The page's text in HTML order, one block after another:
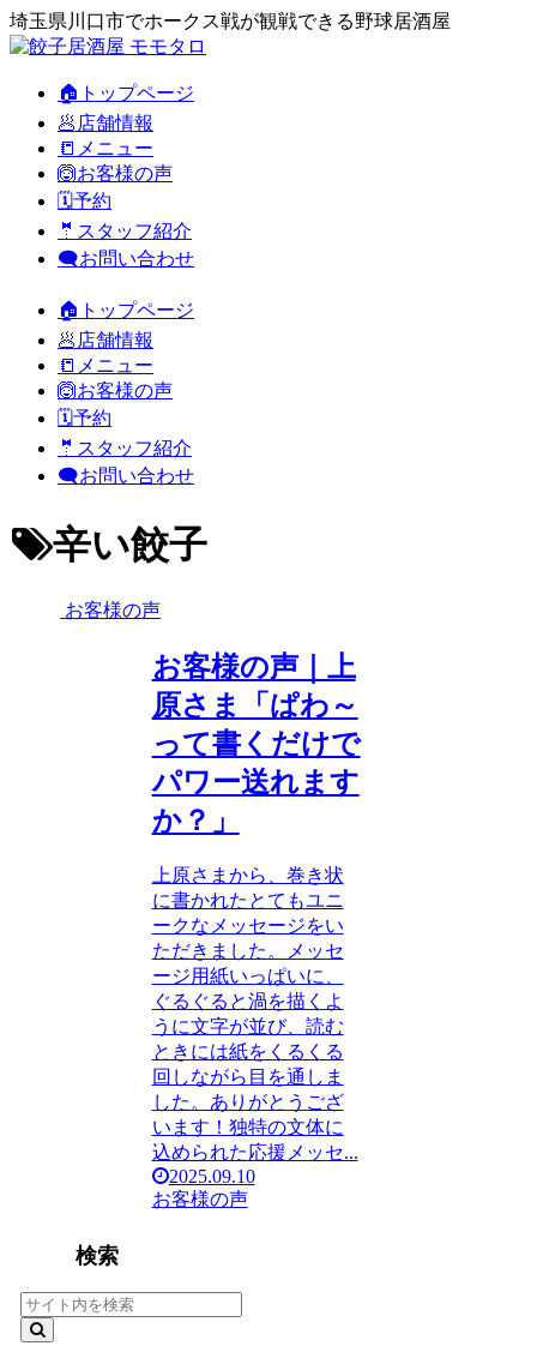
埼玉県川口市でホークス戦が観戦できる野球居酒屋
🏠トップページ
🥟店舗情報
📒メニュー
🙆お客様の声
🗓️予約
🤵スタッフ紹介
🗨️お問い合わせ
🏠トップページ
🥟店舗情報
📒メニュー
🙆お客様の声
🗓️予約
🤵スタッフ紹介
🗨️お問い合わせ
辛い餃子
お客様の声
お客様の声｜上
原さま「ぱわ～
って書くだけで
パワー送れます
か？」
上原さまから、巻き状
に書かれたとてもユニ
ークなメッセージをい
ただきました。メッセ
ージ用紙いっぱいに、
ぐるぐると渦を描くよ
うに文字が並び、読む
ときには紙をくるくる
回しながら目を通しま
した。ありがとうござ
います！独特の文体に
込められた応援メッセ...
2025.09.10
お客様の声
検索